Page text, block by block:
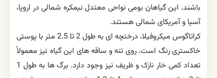
باشند. این گیاهان بومی نواحی معتدل نیمکره شمالی در اروپا،
آسیا و آمریکای شمالی هستند.
کراتاگوس میکروفیلا، درختچه ای به طول 2 تا 2.5 متر با پوستی
خاکستری رنگ است. روی تنه و ساقه های این گیاه نیز معمولاً
تعداد کمی خار نازک و ظریف نیز وجود دارد. برگ ها به طول 1